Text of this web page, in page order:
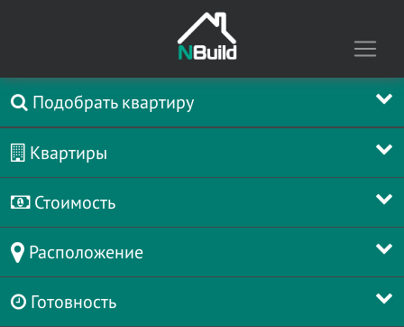
Подобрать квартиру
Квартиры
Стоимость
Расположение
Готовность